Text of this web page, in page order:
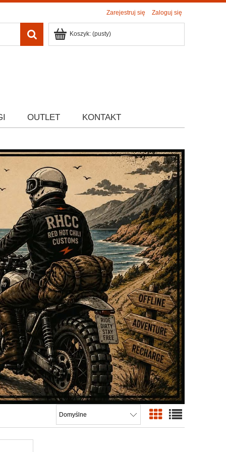
Zarejestruj się Zaloguj się
Koszyk: (pusty)
OUTLET KONTAKT